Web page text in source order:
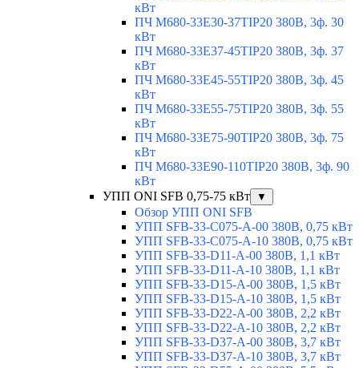
кВт
ПЧ M680-33E30-37TIP20 380В, 3ф. 30
кВт
ПЧ M680-33E37-45TIP20 380В, 3ф. 37
кВт
ПЧ M680-33E45-55TIP20 380В, 3ф. 45
кВт
ПЧ M680-33E55-75TIP20 380В, 3ф. 55
кВт
ПЧ M680-33E75-90TIP20 380В, 3ф. 75
кВт
ПЧ M680-33E90-110TIP20 380В, 3ф. 90
кВт
УПП ONI SFB 0,75-75 кВт
▼
Обзор УПП ONI SFB
УПП SFB-33-C075-A-00 380В, 0,75 кВт
УПП SFB-33-C075-A-10 380В, 0,75 кВт
УПП SFB-33-D11-A-00 380В, 1,1 кВт
УПП SFB-33-D11-A-10 380В, 1,1 кВт
УПП SFB-33-D15-A-00 380В, 1,5 кВт
УПП SFB-33-D15-A-10 380В, 1,5 кВт
УПП SFB-33-D22-A-00 380В, 2,2 кВт
УПП SFB-33-D22-A-10 380В, 2,2 кВт
УПП SFB-33-D37-A-00 380В, 3,7 кВт
УПП SFB-33-D37-A-10 380В, 3,7 кВт